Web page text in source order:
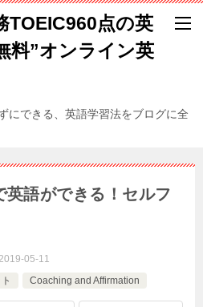
TOEIC960点の英
料”オンライン英
にできる、英語学習法をブログに全
英語ができる！セルフ
05-11
Coaching and Affirmation